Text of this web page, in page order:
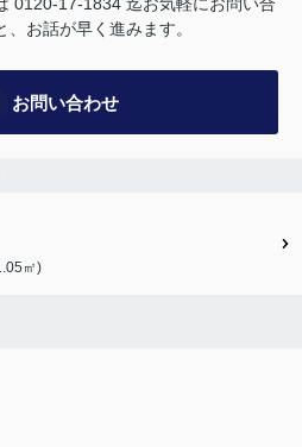
お話が早く進みます。
お問い合わせ
㎡)